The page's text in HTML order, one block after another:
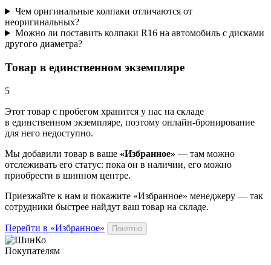
Чем оригинальные колпаки отличаются от
неоригинальных?
Можно ли поставить колпаки R16 на автомобиль с дисками
другого диаметра?
Товар в единственном экземпляре
5
Этот товар с пробегом хранится у нас на складе
в единственном экземпляре, поэтому онлайн-бронирование
для него недоступно.
Мы добавили товар в ваше «Избранное» — там можно
отслеживать его статус: пока он в наличии, его можно
приобрести в шинном центре.
Приезжайте к нам и покажите «Избранное» менеджеру — так
сотрудники быстрее найдут ваш товар на складе.
Перейти в «Избранное» Понятно
Покупателям